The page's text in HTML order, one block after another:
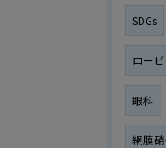
SDGs
ロー
眼科
網膜